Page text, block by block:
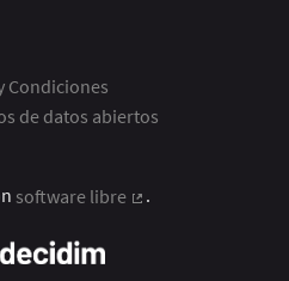
Condiciones
de datos abiertos
software libre
.